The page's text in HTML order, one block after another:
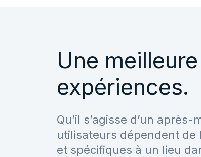
Une
expériences.
Qu’il s’agisse d’un
utilisateurs dépendent de
et spécifiques à un lieu